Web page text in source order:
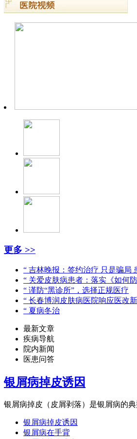
更多 >>
“ 吉林晚报：签约治疗 只是骗局
“ 关爱皮肤病患者：落实《如何
“ 谨防“黑诊所”，选择正规医疗
“ 长春博润皮肤病医院响应医改
“ 夏病冬治
最新文章
疾病导航
院内新闻
医患问答
银屑病掉皮诱因
银屑病掉皮（皮屑剥落）是银屑病的
银屑病掉皮诱因
银屑病在手背